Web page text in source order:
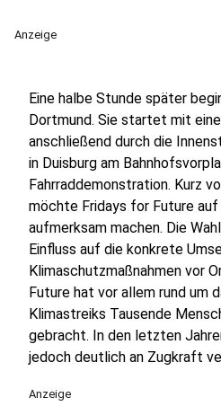
Anzeige
Eine halbe Stunde später
Dortmund. Sie startet mit
anschließend durch die
in Duisburg am
Fahrraddemonstration. Kurz
möchte Fridays for Future
aufmerksam machen. Die
Einfluss auf die konkrete
Klimaschutzmaßnahmen vor
Future hat vor allem rund um
Klimastreiks Tausende
gebracht. In den letzten
jedoch deutlich an Zugkraft
Anzeige